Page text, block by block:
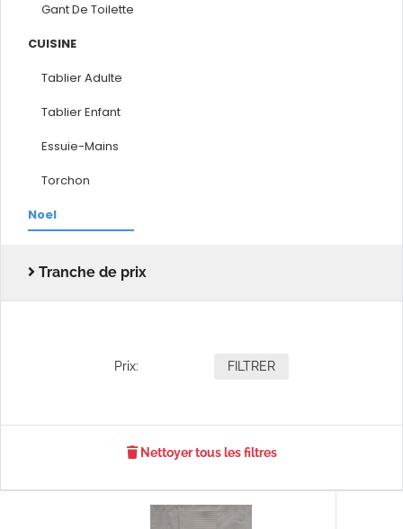
Gant De Toilette
CUISINE
Tablier Adulte
Tablier Enfant
Essuie-Mains
Torchon
Noel
Tranche de prix
Prix: FILTRER
Nettoyer tous les filtres